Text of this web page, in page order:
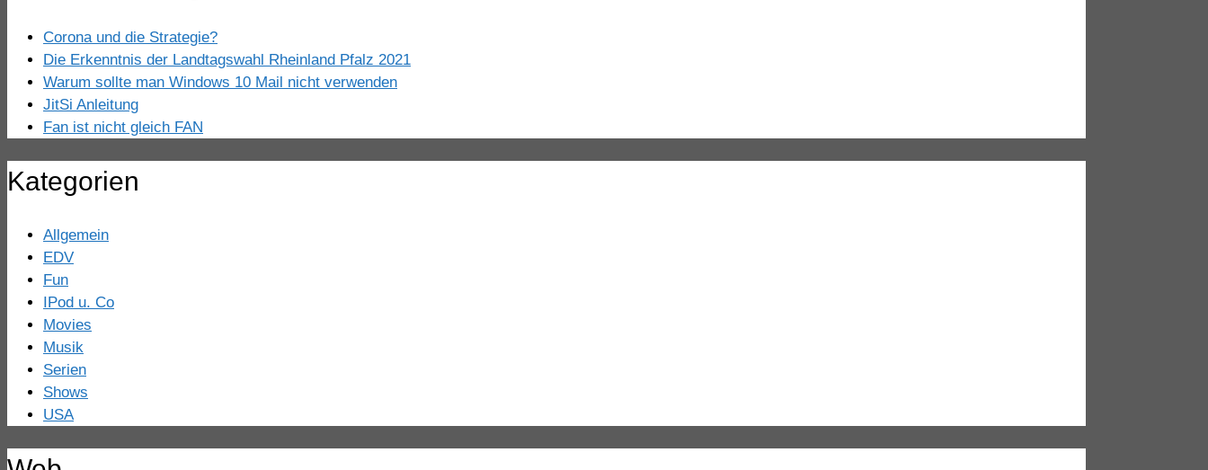
Corona und die Strategie?
Die Erkenntnis der Landtagswahl Rheinland Pfalz 2021
Warum sollte man Windows 10 Mail nicht verwenden
JitSi Anleitung
Fan ist nicht gleich FAN
Kategorien
Allgemein
EDV
Fun
IPod u. Co
Movies
Musik
Serien
Shows
USA